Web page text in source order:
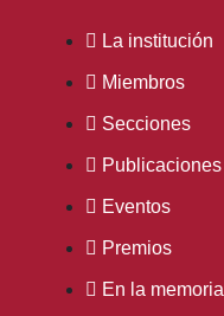
La institución
Miembros
Secciones
Publicaciones
Eventos
Premios
En la memoria